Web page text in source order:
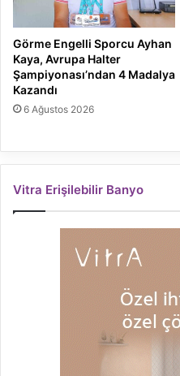
Görme Engelli Sporcu Ayhan
Kaya, Avrupa Halter
Şampiyonası’ndan 4 Madalya
Kazandı
6 Ağustos 2026
Vitra Erişilebilir Banyo